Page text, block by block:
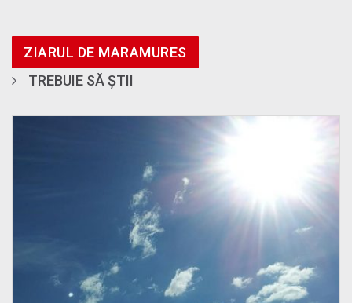
ZIARUL DE MARAMURES
TREBUIE SĂ ȘTII